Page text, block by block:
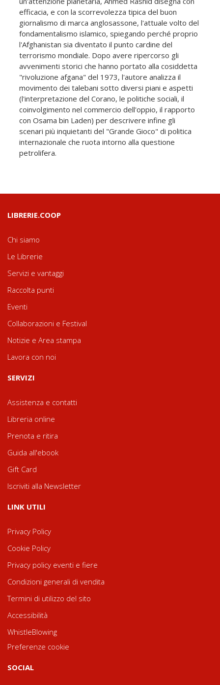
efficacia, e con la scorrevolezza tipica del buon
giornalismo di marca anglosassone, l'attuale volto del
fondamentalismo islamico, spiegando perché proprio
l'Afghanistan sia diventato il punto cardine del
terrorismo mondiale. Dopo avere ripercorso gli
avvenimenti storici che hanno portato alla cosiddetta
"rivoluzione afgana" del 1973, l'autore analizza il
movimento dei talebani sotto diversi piani e aspetti
(l'interpretazione del Corano, le politiche sociali, il
coinvolgimento nel commercio dell'oppio, il rapporto
con Osama bin Laden) per descrivere infine gli
scenari più inquietanti del "Grande Gioco" di politica
internazionale che ruota intorno alla questione
petrolifera.
LIBRERIE.COOP
Chi siamo
Le Librerie
Servizi e vantaggi
Raccolta punti
Eventi
Collaborazioni e Festival
Notizie e Area stampa
Lavora con noi
SERVIZI
Assistenza e contatti
Libreria online
Prenota e ritira
Guida all'ebook
Gift Card
Iscriviti alla Newsletter
LINK UTILI
Privacy Policy
Cookie Policy
Privacy policy eventi e fiere
Condizioni generali di vendita
Termini di utilizzo del sito
Accessibilità
WhistleBlowing
Preferenze cookie
SOCIAL